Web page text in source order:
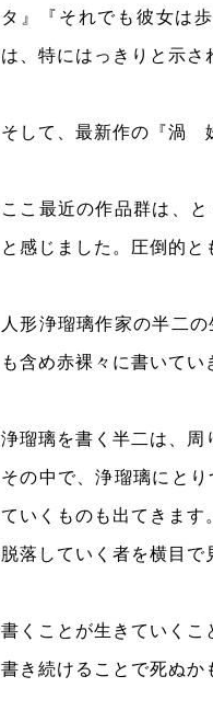
タ』『それでも彼女は
は、特にはっきりと示さ
そして、最新作の『渦
ここ最近の作品群は、
と感じました。圧倒的と
人形浄瑠璃作家の半二
も含め赤裸々に書いてい
浄瑠璃を書く半二は、周
その中で、浄瑠璃にと
ていくものも出てきます
脱落していく者を横目で
書くことが生きていくこ
書き続けることで死ぬか